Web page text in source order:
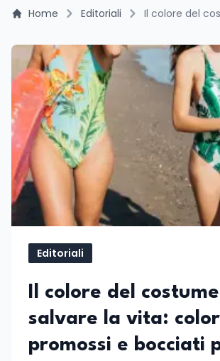
Home Editoriali
Editoriali
Il colore del
salvare la vita:
promossi e bocciati